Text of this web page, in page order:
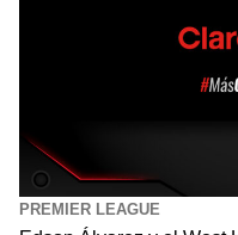
PREMIER LEAGUE